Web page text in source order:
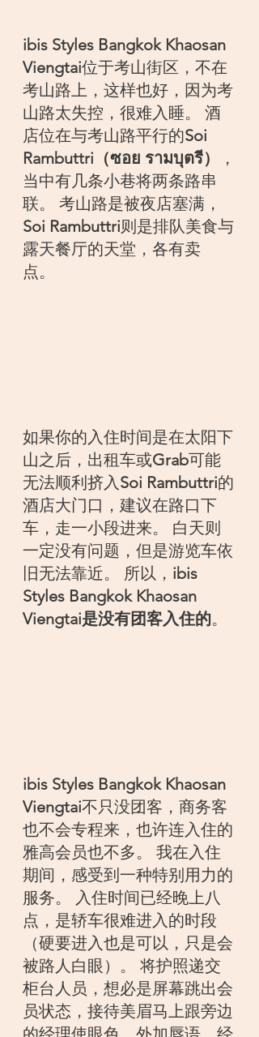
ibis Styles Bangkok Khaosan
Viengtai位于考山街区，不在
考山路上，这样也好，因为考
山路太失控，很难入睡。 酒
店位在与考山路平行的Soi
Rambuttri（ซอย รามบุตรี）
，
当中有几条小巷将两条路串
联。 考山路是被夜店塞满，
Soi Rambuttri则是排队美食与
露天餐厅的天堂，各有卖
点。
如果你的入住时间是在太阳下
山之后，出租车或Grab可能
无法顺利挤入Soi Rambuttri的
酒店大门口，建议在路口下
车，走一小段进来。 白天则
一定没有问题，但是游览车依
旧无法靠近。 所以， ibis
Styles Bangkok Khaosan
Viengtai是没有团客入住的。
ibis Styles Bangkok Khaosan
Viengtai不只没团客，商务客
也不会专程来，也许连入住的
雅高会员也不多。 我在入住
期间，感受到一种特别用力的
服务。 入住时间已经晚上八
点，是轿车很难进入的时段
（硬要进入也是可以，只是会
被路人白眼）。 将护照递交
柜台人员，想必是屏幕跳出会
员状态，接待美眉马上跟旁边